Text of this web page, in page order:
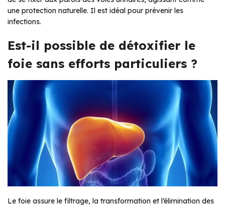
une protection naturelle. Il est idéal pour prévenir les
infections.
Est-il possible de détoxifier le
foie sans efforts particuliers ?
Le foie assure le filtrage, la transformation et l’élimination des